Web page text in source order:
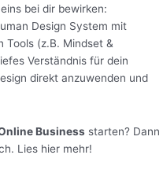
bei dir bewirken:
Design System mit
(z.B. Mindset &
Verständnis für dein
direkt anzuwenden und
Business starten? Dann
Lies hier mehr!